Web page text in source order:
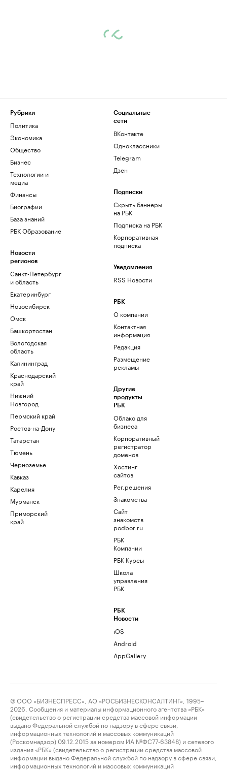
Рубрики
Политика
Экономика
Общество
Бизнес
Технологии и
медиа
Финансы
Биографии
База знаний
РБК Образование
Новости
регионов
Санкт-Петербург
и область
Екатеринбург
Новосибирск
Омск
Башкортостан
Вологодская
область
Калининград
Краснодарский
край
Нижний
Новгород
Пермский край
Ростов-на-Дону
Татарстан
Тюмень
Черноземье
Кавказ
Карелия
Мурманск
Приморский
край
Социальные
сети
ВКонтакте
Одноклассники
Telegram
Дзен
Подписки
Скрыть баннеры
на РБК
Подписка на РБК
Корпоративная
подписка
Уведомления
RSS Новости
РБК
О компании
Контактная
информация
Редакция
Размещение
рекламы
Другие
продукты
РБК
Облако для
бизнеса
Корпоративный
регистратор
доменов
Хостинг
сайтов
Рег.решения
Знакомства
Сайт
знакомств
podbor.ru
РБК
Компании
РБК Курсы
Школа
управления
РБК
РБК
Новости
iOS
Android
AppGallery
© ООО «БИЗНЕСПРЕСС», АО «РОСБИЗНЕСКОНСАЛТИНГ», 1995–
2026. Сообщения и материалы информационного агентства «РБК»
(свидетельство о регистрации средства массовой информации
выдано Федеральной службой по надзору в сфере связи,
информационных технологий и массовых коммуникаций
(Роскомнадзор) 09.12.2015 за номером ИА №ФС77-63848) и сетевого
издания «РБК» (свидетельство о регистрации средства массовой
информации выдано Федеральной службой по надзору в сфере связи,
информационных технологий и массовых коммуникаций